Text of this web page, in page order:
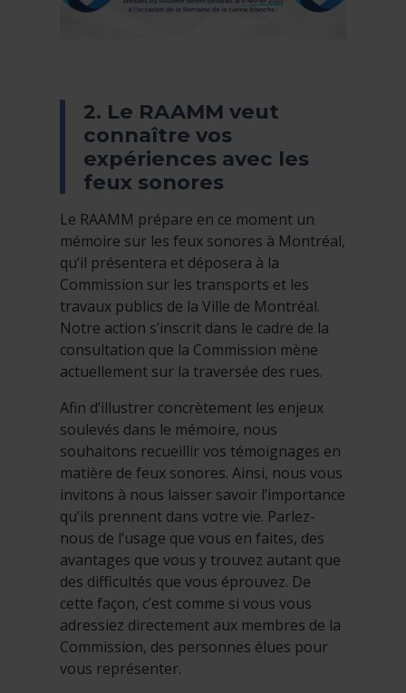
2. Le RAAMM veut
connaître vos
expériences avec les
feux sonores
Le RAAMM prépare en ce moment un
mémoire sur les feux sonores à Montréal,
qu’il présentera et déposera à la
Commission sur les transports et les
travaux publics de la Ville de Montréal.
Notre action s’inscrit dans le cadre de la
consultation que la Commission mène
actuellement sur la traversée des rues.
Afin d’illustrer concrètement les enjeux
soulevés dans le mémoire, nous
souhaitons recueillir vos témoignages en
matière de feux sonores. Ainsi, nous vous
invitons à nous laisser savoir l’importance
qu’ils prennent dans votre vie. Parlez-
nous de l’usage que vous en faites, des
avantages que vous y trouvez autant que
des difficultés que vous éprouvez. De
cette façon, c’est comme si vous vous
adressiez directement aux membres de la
Commission, des personnes élues pour
vous représenter.